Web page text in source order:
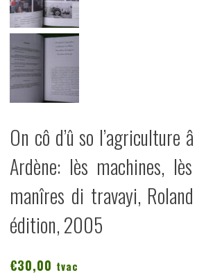
On cô d’û so l’agriculture
Ardène: lès machines,
manîres di travayi,
édition, 2005
€30,00 tvac